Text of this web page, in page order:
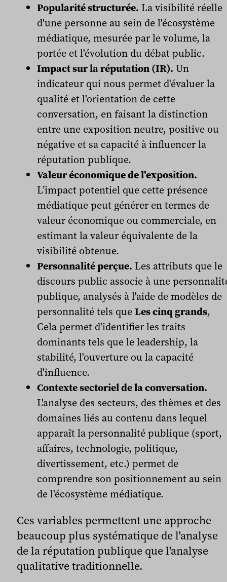
Popularité structurée. La visibilité réelle
d'une personne au sein de l'écosystème
médiatique, mesurée par le volume, la
portée et l'évolution du débat public.
Impact sur la réputation (IR). Un
indicateur qui nous permet d'évaluer la
qualité et l'orientation de cette
conversation, en faisant la distinction
entre une exposition neutre, positive ou
négative et sa capacité à influencer la
réputation publique.
Valeur économique de l'exposition.
L’impact potentiel que cette présence
médiatique peut générer en termes de
valeur économique ou commerciale, en
estimant la valeur équivalente de la
visibilité obtenue.
Personnalité perçue. Les attributs que le
discours public associe à une
publique, analysés à l'aide de modèles de
personnalité tels queLes cinq grands,
Cela permet d'identifier les traits
dominants tels que le leadership, la
stabilité, l'ouverture ou la capacité
d'influence.
Contexte sectoriel de la conversation.
L'analyse des secteurs, des thèmes et des
domaines liés au contenu dans lequel
apparaît la personnalité publique (sport,
affaires, technologie, politique,
divertissement, etc.) permet de
comprendre son positionnement au sein
de l'écosystème médiatique.
Ces variables permettent une approche
beaucoup plus systématique de l'analyse
de la réputation publique que l'analyse
qualitative traditionnelle.